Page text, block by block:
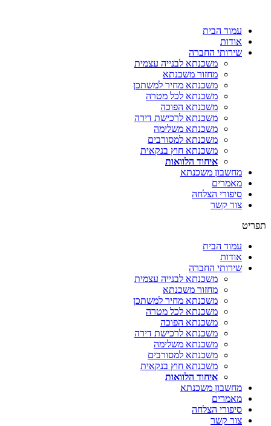
עמוד הבית
אודות
שירותי החברה
משכנתא לבנייה עצמית
מחזור משכנתא
משכנתא מחיר למשתכן
משכנתא לכל מטרה
משכנתא הפוכה
משכנתא לרכישת דירה
משכנתא משלימה
משכנתא למסורבים
משכנתא חוץ בנקאית
איחוד הלוואות
מחשבון משכנתא
מאמרים
סיפורי הצלחה
צור קשר
תפריט
עמוד הבית
אודות
שירותי החברה
משכנתא לבנייה עצמית
מחזור משכנתא
משכנתא מחיר למשתכן
משכנתא לכל מטרה
משכנתא הפוכה
משכנתא לרכישת דירה
משכנתא משלימה
משכנתא למסורבים
משכנתא חוץ בנקאית
איחוד הלוואות
מחשבון משכנתא
מאמרים
סיפורי הצלחה
צור קשר